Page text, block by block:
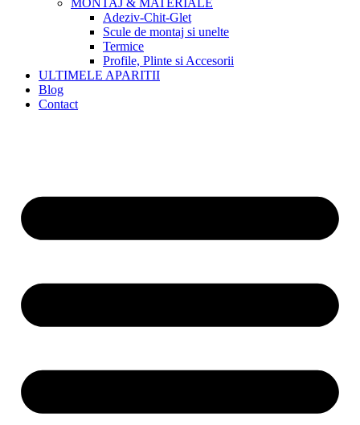
Adeziv-Chit-Glet
Scule de montaj si unelte
Termice
Profile, Plinte si Accesorii
ULTIMELE APARITII
Blog
Contact